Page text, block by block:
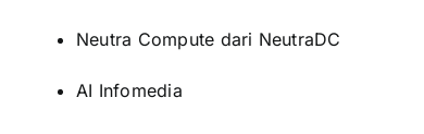
Neutra Compute dari NeutraDC
AI Infomedia